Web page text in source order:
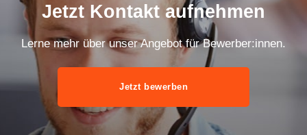
Jetzt Kontakt aufnehmen
Lerne mehr über unser Angebot für Bewerber:innen.
Jetzt bewerben